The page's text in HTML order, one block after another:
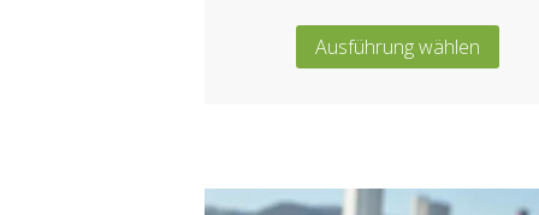
Ausführung wählen